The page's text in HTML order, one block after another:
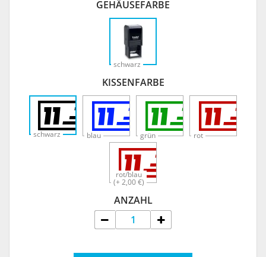
GEHÄUSEFARBE
schwarz
KISSENFARBE
schwarz blau grün rot
rot/blau
(+ 2,00 €)
ANZAHL